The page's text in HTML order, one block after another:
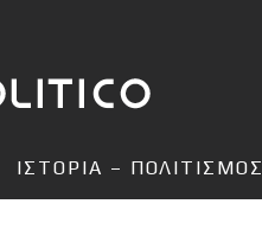
ΙΣΤΟΡΙΑ – ΠΟΛΙΤΙΣΜΟΣ